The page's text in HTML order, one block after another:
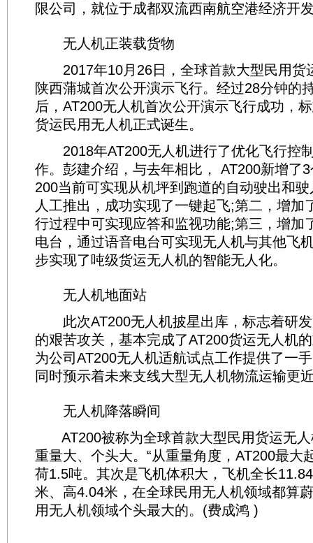
限公司，就位于成都双流西南航空港经济开
无人机正装载货物
2017年10月26日，全球首款大型民用货
陕西蒲城首次公开演示飞行。经过28分钟的
后，AT200无人机首次公开演示飞行成功，
货运民用无人机正式诞生。
2018年AT200无人机进行了优化飞行控
作。彭建介绍，与去年相比， AT200新增了
200当前可实现从机坪到跑道的自动驶出和
人工推出，成功实现了一键起飞;第二，增加
行过程中可实现应答和监视功能;第三，增加
电台，通过语音电台可实现无人机与其他飞
步实现了吨级货运无人机的智能无人化。
无人机地面站
此次AT200无人机披星出库，标志着研发
的艰苦攻关，基本完成了AT200货运无人机
为公司AT200无人机适航试点工作提供了一
同时预示着未来支线大型无人机物流运输更
无人机降落瞬间
AT200被称为全球首款大型民用货运无人
重量大、个头大。“从重量角度，AT200最大
荷1.5吨。其次是飞机体积大，飞机全长
米、高4.04米，在全球民用无人机领域都算
用无人机领域个头最大的。(费成鸿 )